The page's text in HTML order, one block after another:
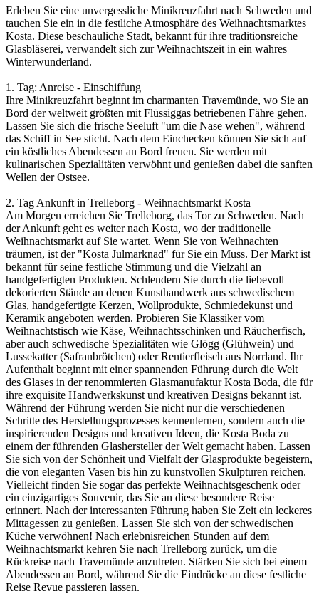
Erleben Sie eine unvergessliche Minikreuzfahrt nach Schweden und
tauchen Sie ein in die festliche Atmosphäre des Weihnachtsmarktes
Kosta. Diese beschauliche Stadt, bekannt für ihre traditionsreiche
Glasbläserei, verwandelt sich zur Weihnachtszeit in ein wahres
Winterwunderland.
1. Tag: Anreise - Einschiffung
Ihre Minikreuzfahrt beginnt im charmanten Travemünde, wo Sie an
Bord der weltweit größten mit Flüssiggas betriebenen Fähre gehen.
Lassen Sie sich die frische Seeluft "um die Nase wehen", während
das Schiff in See sticht. Nach dem Einchecken können Sie sich auf
ein köstliches Abendessen an Bord freuen. Sie werden mit
kulinarischen Spezialitäten verwöhnt und genießen dabei die sanften
Wellen der Ostsee.
2. Tag Ankunft in Trelleborg - Weihnachtsmarkt Kosta
Am Morgen erreichen Sie Trelleborg, das Tor zu Schweden. Nach
der Ankunft geht es weiter nach Kosta, wo der traditionelle
Weihnachtsmarkt auf Sie wartet. Wenn Sie von Weihnachten
träumen, ist der "Kosta Julmarknad" für Sie ein Muss. Der Markt ist
bekannt für seine festliche Stimmung und die Vielzahl an
handgefertigten Produkten. Schlendern Sie durch die liebevoll
dekorierten Stände an denen Kunsthandwerk aus schwedischem
Glas, handgefertigte Kerzen, Wollprodukte, Schmiedekunst und
Keramik angeboten werden. Probieren Sie Klassiker vom
Weihnachtstisch wie Käse, Weihnachtsschinken und Räucherfisch,
aber auch schwedische Spezialitäten wie Glögg (Glühwein) und
Lussekatter (Safranbrötchen) oder Rentierfleisch aus Norrland. Ihr
Aufenthalt beginnt mit einer spannenden Führung durch die Welt
des Glases in der renommierten Glasmanufaktur Kosta Boda, die für
ihre exquisite Handwerkskunst und kreativen Designs bekannt ist.
Während der Führung werden Sie nicht nur die verschiedenen
Schritte des Herstellungsprozesses kennenlernen, sondern auch die
inspirierenden Designs und kreativen Ideen, die Kosta Boda zu
einem der führenden Glashersteller der Welt gemacht haben. Lassen
Sie sich von der Schönheit und Vielfalt der Glasprodukte begeistern,
die von eleganten Vasen bis hin zu kunstvollen Skulpturen reichen.
Vielleicht finden Sie sogar das perfekte Weihnachtsgeschenk oder
ein einzigartiges Souvenir, das Sie an diese besondere Reise
erinnert. Nach der interessanten Führung haben Sie Zeit ein leckeres
Mittagessen zu genießen. Lassen Sie sich von der schwedischen
Küche verwöhnen! Nach erlebnisreichen Stunden auf dem
Weihnachtsmarkt kehren Sie nach Trelleborg zurück, um die
Rückreise nach Travemünde anzutreten. Stärken Sie sich bei einem
Abendessen an Bord, während Sie die Eindrücke an diese festliche
Reise Revue passieren lassen.